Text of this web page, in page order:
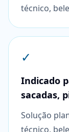
técnico,
✓
Indicado
sacadas,
Solução
técnico,